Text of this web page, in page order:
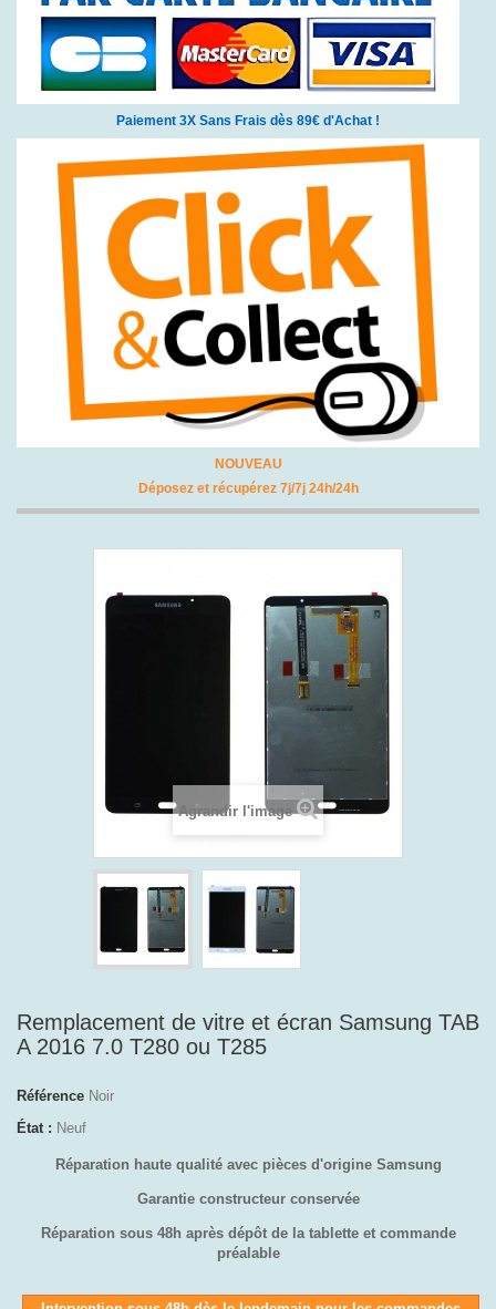
Paiement 3X Sans Frais dès 89€ d'Achat !
NOUVEAU
Déposez et récupérez 7j/7j 24h/24h
Agrandir l'image
Remplacement de vitre et écran Samsung TAB
A 2016 7.0 T280 ou T285
Référence Noir
État : Neuf
Réparation haute qualité avec pièces d'origine Samsung
Garantie constructeur conservée
Réparation sous 48h après dépôt de la tablette et commande
préalable